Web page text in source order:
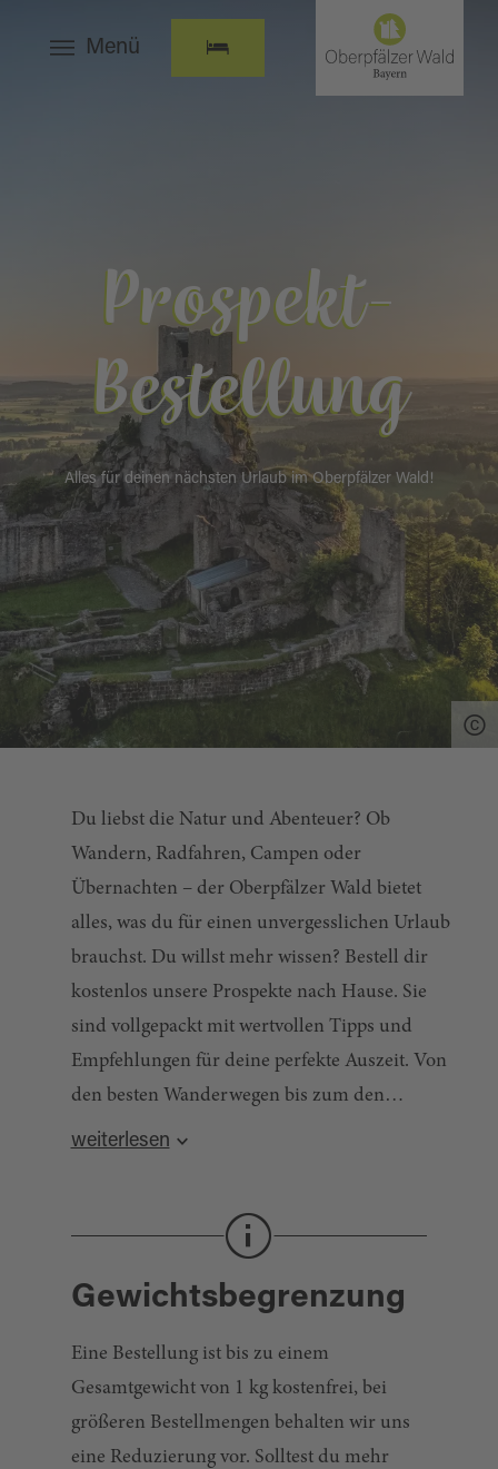
Menü
Prospekt-
Bestellung
Alles für deinen nächsten Urlaub im Oberpfälzer Wald!
Du liebst die Natur und Abenteuer? Ob
Wandern, Radfahren, Campen oder
Übernachten – der Oberpfälzer Wald bietet
alles, was du für einen unvergesslichen Urlaub
brauchst. Du willst mehr wissen? Bestell dir
kostenlos unsere Prospekte nach Hause. Sie
sind vollgepackt mit wertvollen Tipps und
Empfehlungen für deine perfekte Auszeit. Von
den besten Wanderwegen bis zum den
schönsten Campingplätzen – mit unseren
weiterlesen
Gewichtsbegrenzung
Eine Bestellung ist bis zu einem
Gesamtgewicht von 1 kg kostenfrei, bei
größeren Bestellmengen behalten wir uns
eine Reduzierung vor. Solltest du mehr